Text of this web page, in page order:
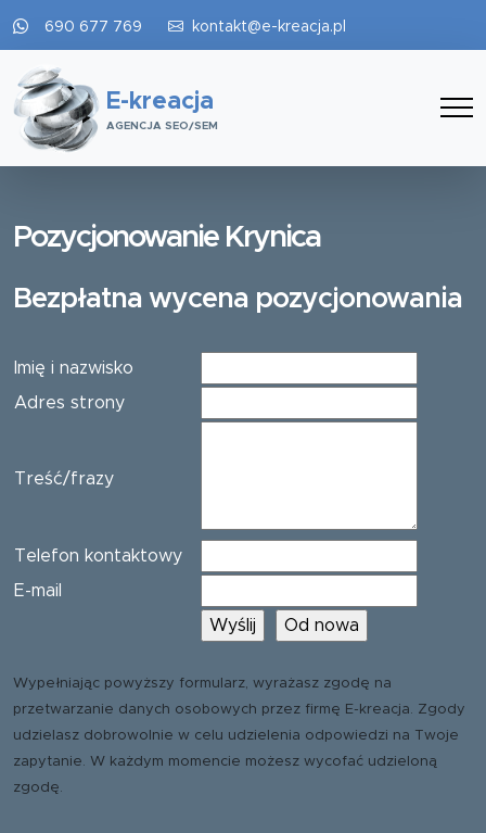
690 677 769 kontakt@e-kreacja.pl
E-kreacja
AGENCJA SEO/SEM
Pozycjonowanie Krynica
Bezpłatna wycena pozycjonowania
Imię i nazwisko
Adres strony
Treść/frazy
Telefon kontaktowy
E-mail
Wypełniając powyższy formularz, wyrażasz zgodę na
przetwarzanie danych osobowych przez firmę E-kreacja. Zgody
udzielasz dobrowolnie w celu udzielenia odpowiedzi na Twoje
zapytanie. W każdym momencie możesz wycofać udzieloną
zgodę.